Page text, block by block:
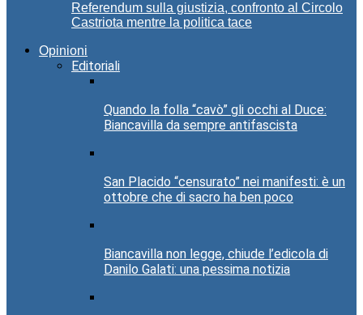
Referendum sulla giustizia, confronto al Circolo
Castriota mentre la politica tace
Opinioni
Editoriali
Quando la folla “cavò” gli occhi al Duce:
Biancavilla da sempre antifascista
San Placido “censurato” nei manifesti: è un
ottobre che di sacro ha ben poco
Biancavilla non legge, chiude l’edicola di
Danilo Galati: una pessima notizia